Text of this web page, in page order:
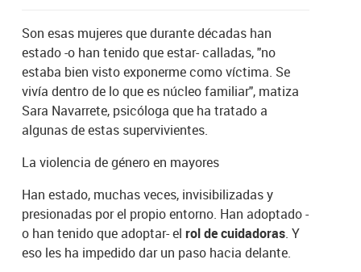
Son esas mujeres que durante décadas han
estado -o han tenido que estar- calladas, "no
estaba bien visto exponerme como víctima. Se
vivía dentro de lo que es núcleo familiar", matiza
Sara Navarrete, psicóloga que ha tratado a
algunas de estas supervivientes.
La violencia de género en mayores
Han estado, muchas veces, invisibilizadas y
presionadas por el propio entorno. Han adoptado -
o han tenido que adoptar- elrol de cuidadoras. Y
eso les ha impedido dar un paso hacia delante.